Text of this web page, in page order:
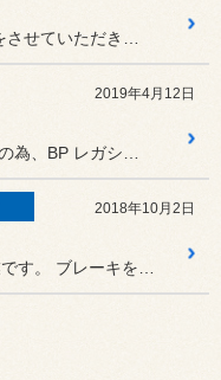
2019年4月12日
2018年10月2日